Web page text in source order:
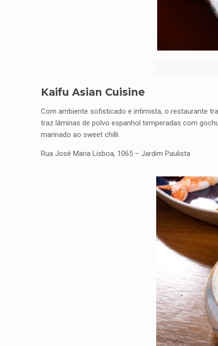
Kaifu Asian Cuisine
Com ambiente sofisticado e intimista, o restaurante
traz lâminas de polvo espanhol temperadas com
marinado ao sweet chilli.
Rua José Maria Lisboa, 1065 – Jardim Paulista